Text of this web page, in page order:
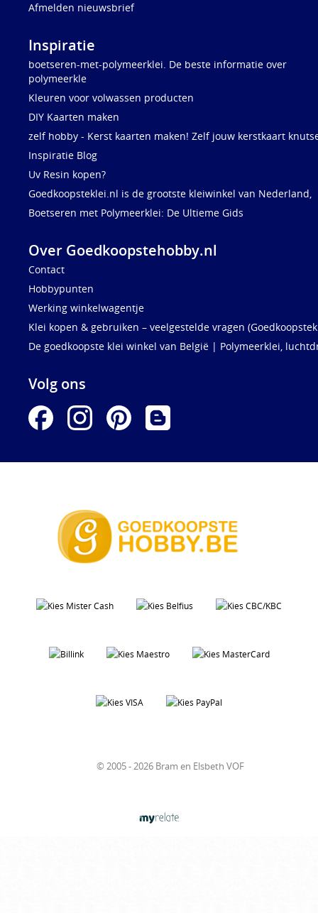
Afmelden nieuwsbrief
Inspiratie
boetseren-met-polymeerklei. De beste informatie over
polymeerkle
Kleuren voor volwassen producten
DIY Kaarten maken
zelf hobby - Kerst kaarten maken! Zelf jouw kerstkaart
Inspiratie Blog
Uv Resin kopen?
Goedkoopsteklei.nl is de grootste kleiwinkel van Nederland,
Boetseren met Polymeerklei: De Ultieme Gids
Over Goedkoopstehobby.nl
Contact
Hobbypunten
Werking winkelwagentje
Klei kopen & gebruiken – veelgestelde vragen
De goedkoopste klei winkel van België | Polymeerklei,
Volg ons
© 2005 - 2026 Bram en Elsbeth VOF